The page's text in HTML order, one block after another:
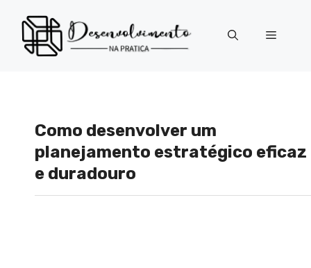
para
conteúdo
Menu
Como desenvolver um
planejamento estratégico eficaz
e duradouro